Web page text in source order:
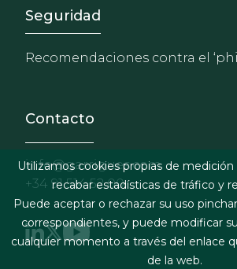
Footer -
Seguridad
Recomendaciones contra el
Contacto
info@garrigues.com
+34 91 514 52 00
Utilizamos cookies propias de
recabar estadísticas de tráfico y
Puede aceptar o rechazar su uso
correspondientes, y puede modificar
cualquier momento a través del enlace
de la web.